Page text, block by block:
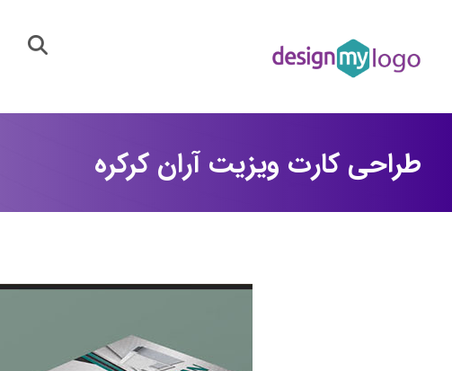
طراحی کارت ویزیت آران کرکره